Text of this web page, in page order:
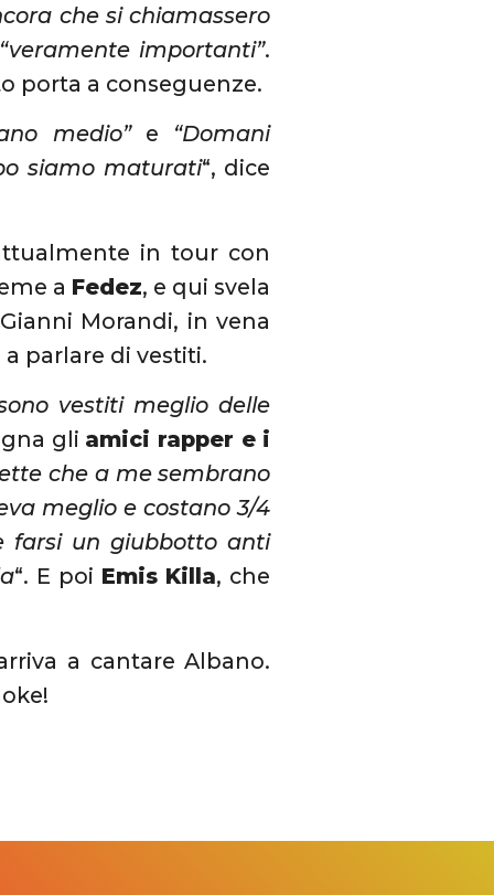
che si chiamassero
“veramente importanti”.
porta a conseguenze.
medio” e “Domani
siamo maturati“, dice
in tour con
a Fedez, e qui svela
Morandi, in vena
a parlare di vestiti.
vestiti meglio delle
gli amici rapper e i
che a me sembrano
meglio e costano 3/4
farsi un giubbotto anti
“. E poi Emis Killa, che
a cantare Albano.